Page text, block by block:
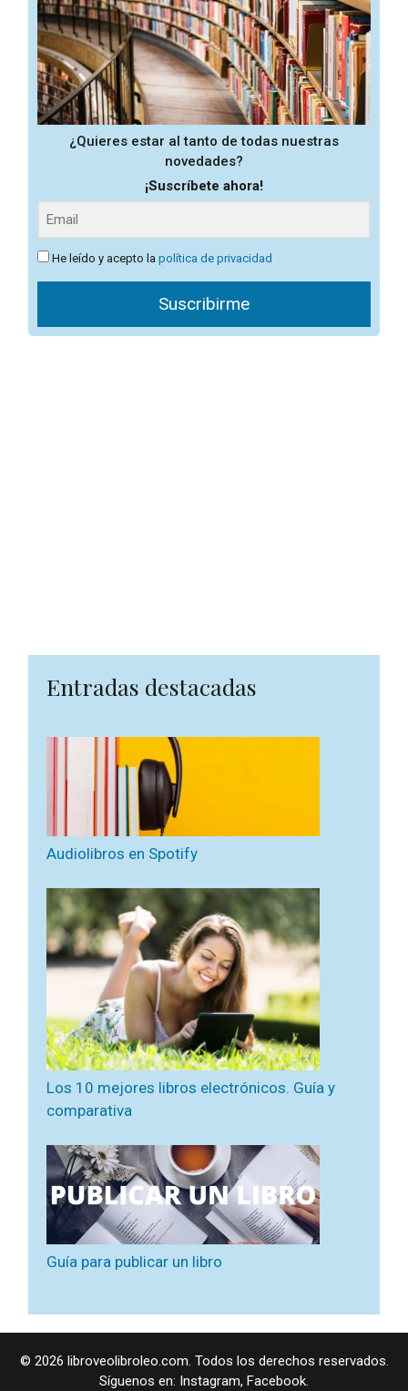
¿Quieres estar al tanto de todas nuestras
novedades?
¡Suscríbete ahora!
He leído y acepto lapolítica de privacidad
Suscribirme
Entradas destacadas
Audiolibros en Spotify
Los 10 mejores libros electrónicos. Guía y
comparativa
Guía para publicar un libro
© 2026 libroveolibroleo.com. Todos los derechos reservados.
Síguenos en: Instagram, Facebook.